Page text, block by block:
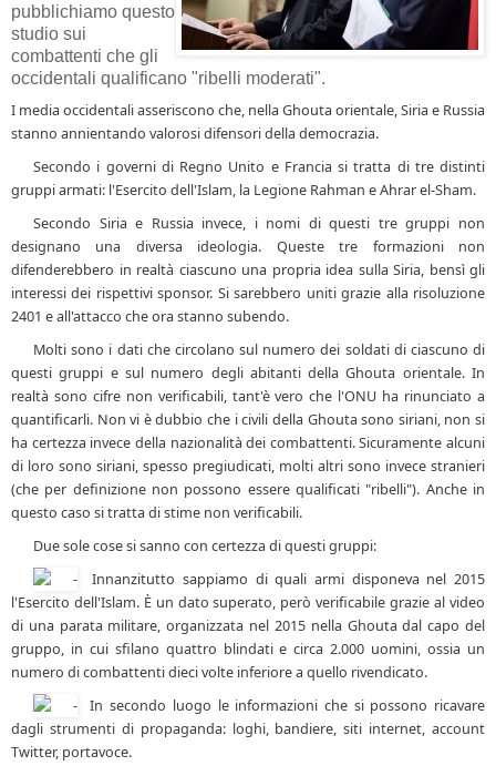
pubblichiamo questo
studio sui
combattenti che gli
occidentali qualificano "ribelli moderati".
I media occidentali asseriscono che, nella Ghouta orientale, Siria e Russia
stanno annientando valorosi difensori della democrazia.
Secondo i governi di Regno Unito e Francia si tratta di tre distinti
gruppi armati: l'Esercito dell'Islam, la Legione Rahman e Ahrar el-Sham.
Secondo Siria e Russia invece, i nomi di questi tre gruppi non
designano una diversa ideologia. Queste tre formazioni non
difenderebbero in realtà ciascuno una propria idea sulla Siria, bensì gli
interessi dei rispettivi sponsor. Si sarebbero uniti grazie alla risoluzione
2401 e all'attacco che ora stanno subendo.
Molti sono i dati che circolano sul numero dei soldati di ciascuno di
questi gruppi e sul numero degli abitanti della Ghouta orientale. In
realtà sono cifre non verificabili, tant'è vero che l'ONU ha rinunciato a
quantificarli. Non vi è dubbio che i civili della Ghouta sono siriani, non si
ha certezza invece della nazionalità dei combattenti. Sicuramente alcuni
di loro sono siriani, spesso pregiudicati, molti altri sono invece stranieri
(che per definizione non possono essere qualificati "ribelli"). Anche in
questo caso si tratta di stime non verificabili.
Due sole cose si sanno con certezza di questi gruppi:
Innanzitutto sappiamo di quali armi disponeva nel 2015
l'Esercito dell'Islam. È un dato superato, però verificabile grazie al video
di una parata militare, organizzata nel 2015 nella Ghouta dal capo del
gruppo, in cui sfilano quattro blindati e circa 2.000 uomini, ossia un
numero di combattenti dieci volte inferiore a quello rivendicato.
In secondo luogo le informazioni che si possono ricavare
dagli strumenti di propaganda: loghi, bandiere, siti internet, account
Twitter, portavoce.